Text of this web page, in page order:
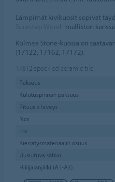
Lämpimät kivikuosit sopivat
-malliston
Kolmea Stone-kuosia on
(17122, 17162, 17172).
17812 speckled ceramic tile
Paksuus
Kulutuspinnan paksuus
Pituus x leveys
Ncs
Lrv
Kierrätysmateriaalin osuus
Uusiutuva sähkö
Hiilijalanjälki (A1-A3)